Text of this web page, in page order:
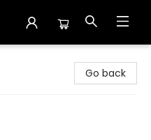
Go back